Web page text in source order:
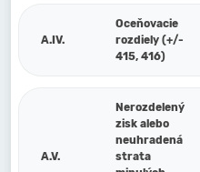
A.IV.
Oceňovacie
rozdiely (+/-
415, 416)
A.V.
Nerozdelený
zisk alebo
neuhradená
strata